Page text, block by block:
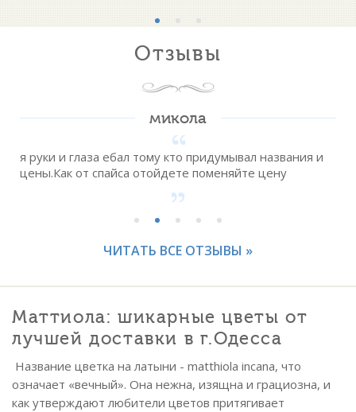
Отзывы
микола
я руки и глаза ебал тому кто придумывал названия и
цены.Как от спайса отойдете поменяйте цену
ЧИТАТЬ ВСЕ ОТЗЫВЫ »
Маттиола: шикарные цветы от
лучшей доставки в г.Одесса
Название цветка на латыни - matthiola incana, что
означает «вечный». Она нежна, изящна и грациозна, и
как утверждают любители цветов притягивает